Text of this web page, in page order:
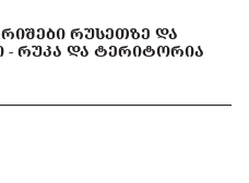
ᲠᲣᲡᲔᲗᲖᲔ ᲓᲐ
- ᲠᲣᲙᲐ ᲓᲐ ᲢᲔᲠᲘᲢᲝᲠᲘᲐ